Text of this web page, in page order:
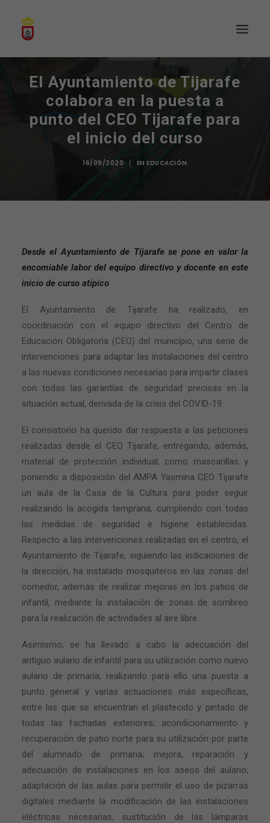
El Ayuntamiento de Tijarafe
colabora en la puesta a
punto del CEO Tijarafe para
el inicio del curso
16/09/2020 | ENEDUCACIÓN
Desde el Ayuntamiento de Tijarafe se pone en valor la
encomiable labor del equipo directivo y docente en este
inicio de curso atípico
El Ayuntamiento de Tijarafe ha realizado, en
coordinación con el equipo directivo del Centro de
Educación Obligatoria (CEO) del municipio, una serie de
intervenciones para adaptar las instalaciones del centro
a las nuevas condiciones necesarias para impartir clases
con todas las garantías de seguridad precisas en la
situación actual, derivada de la crisis del COVID-19.
El consistorio ha querido dar respuesta a las peticiones
realizadas desde el CEO Tijarafe, entregando, además,
material de protección individual, como mascarillas y
poniendo a disposición del AMPA Yasmina CEO Tijarafe
un aula de la Casa de la Cultura para poder seguir
realizando la acogida temprana, cumpliendo con todas
las medidas de seguridad e higiene establecidas.
Respecto a las intervenciones realizadas en el centro, el
Ayuntamiento de Tijarafe, siguiendo las indicaciones de
la dirección, ha instalado mosquiteros en las zonas del
comedor, además de realizar mejoras en los patios de
infantil, mediante la instalación de zonas de sombreo
para la realización de actividades al aire libre.
Asimismo, se ha llevado a cabo la adecuación del
antiguo aulario de infantil para su utilización como nuevo
aulario de primaria, realizando para ello una puesta a
punto general y varias actuaciones más específicas,
entre las que se encuentran el plastecido y pintado de
todas las fachadas exteriores; acondicionamiento y
recuperación de patio norte para su utilización por parte
del alumnado de primaria; mejora, reparación y
adecuación de instalaciones en los aseos del aulario;
adaptación de las aulas para permitir el uso de pizarras
digitales mediante la modificación de las instalaciones
eléctricas necesarias; sustitución de las lámparas